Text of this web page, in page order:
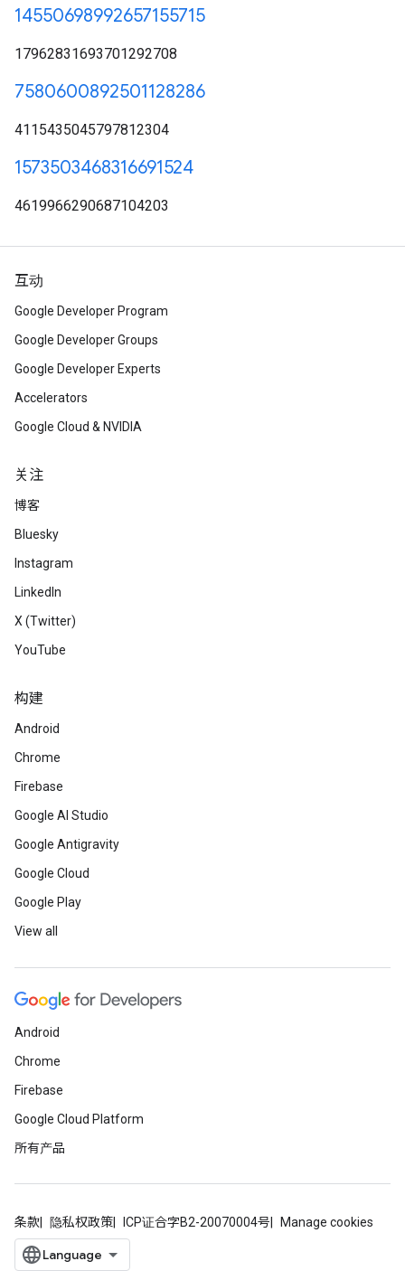
14550698992657155715
17962831693701292708
7580600892501128286
4115435045797812304
1573503468316691524
4619966290687104203
互动
Google Developer Program
Google Developer Groups
Google Developer Experts
Accelerators
Google Cloud & NVIDIA
关注
博客
Bluesky
Instagram
LinkedIn
X (Twitter)
YouTube
构建
Android
Chrome
Firebase
Google AI Studio
Google Antigravity
Google Cloud
Google Play
View all
Android
Chrome
Firebase
Google Cloud Platform
所有产品
条款 隐私权政策 ICP证合字B2-20070004号 Manage cookies